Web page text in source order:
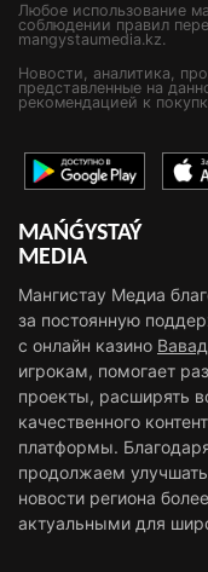
Любое использование
соблюдении правил
mangystaumedia.kz.
Новости, аналитика,
представленные на
рекомендацией к
MAŃǴYSTAÝ
MEDIA
Мангистау Медиа
за постоянную
с онлайн казино
игрокам, помогает
проекты, расширять
качественного
платформы.
продолжаем
новости региона
актуальными для